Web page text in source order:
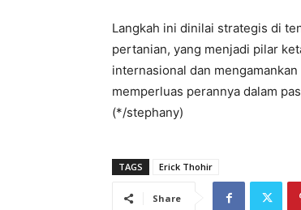
Langkah ini dinilai strategis di
pertanian, yang menjadi pilar
internasional dan
memperluas perannya dalam
(*/stephany)
TAGS Erick Thohir
Share